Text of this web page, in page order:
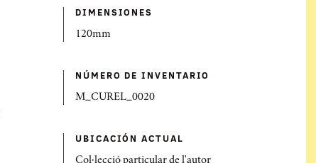
DIMENSIONES
120mm
NÚMERO DE INVENTARIO
M_CUREL_0020
UBICACIÓN ACTUAL
Col·lecció particular de l'autor